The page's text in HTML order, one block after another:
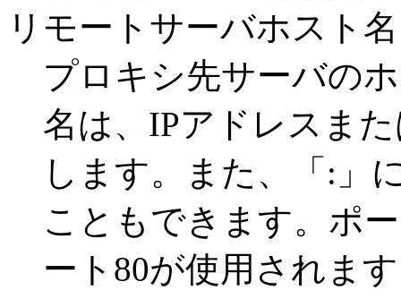
リモートサーバホスト名
プロキシ先サーバの
名は、IPアドレスま
します。また、「:」
こともできます。ポ
ート80が使用されま